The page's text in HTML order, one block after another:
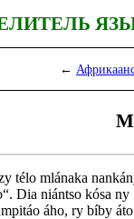
←
télo mlánaka
Dia niántso kósa
áho, ry bíby